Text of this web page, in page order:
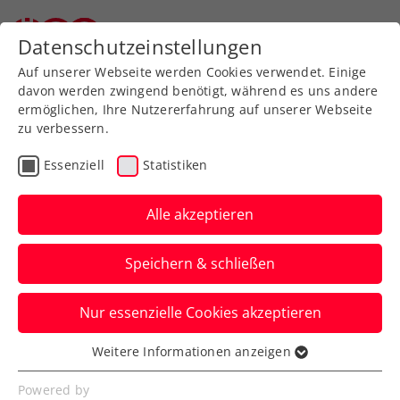
Zurück zur Newsübersicht
ATP
ITF Basel: Pircher toppt
größten internationalen
U18-Titel
Und auch Julia Grabher, Sinja Kraus, Timo
Rosenkranz-König und Co. legen eine
Datenschutzeinstellungen
Auf unserer Webseite werden Cookies verwendet. Einige
davon werden zwingend benötigt, während es uns andere
ermöglichen, Ihre Nutzererfahrung auf unserer Webseite
zu verbessern.
Essenziell Statistiken
Alle akzeptieren
Speichern & schließen
Nur essenzielle Cookies akzeptieren
Essenziell
Essenzielle Cookies werden für grundlegende
Weitere Informationen anzeigen
Powered by